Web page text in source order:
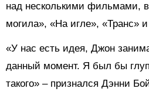
над несколькими фильмами,
могила», «На игле», «Транс»
«У нас есть идея, Джон
данный момент. Я был бы
такого» – признался Дэнни